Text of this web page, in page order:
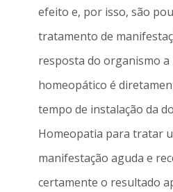
efeito e, por isso, são
tratamento de
resposta do organismo
homeopático é
tempo de instalação da
Homeopatia para tratar
manifestação aguda e
certamente o resultado